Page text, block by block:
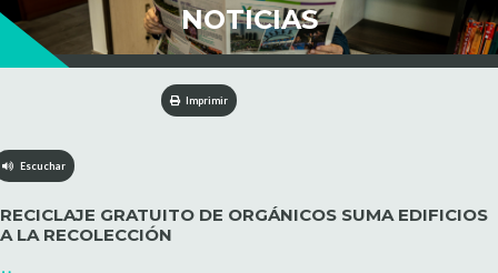
NOTICIAS
Imprimir
Escuchar
RECICLAJE GRATUITO DE ORGÁNICOS SUMA EDIFICIOS
A LA RECOLECCIÓN